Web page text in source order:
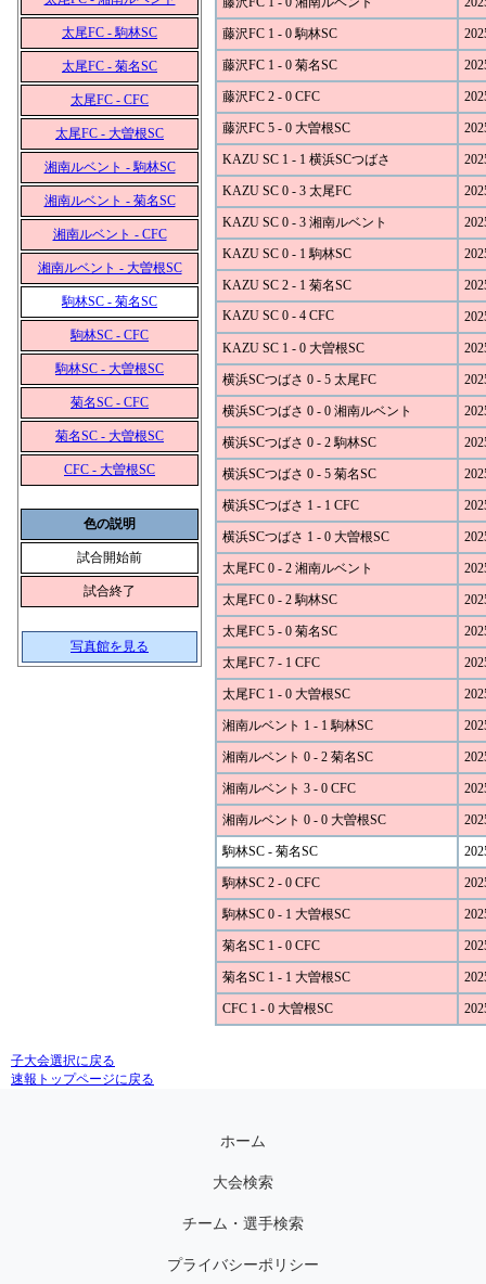
太尾FC - 駒林SC
太尾FC - 菊名SC
太尾FC - CFC
太尾FC - 大曽根SC
湘南ルベント - 駒林SC
湘南ルベント - 菊名SC
湘南ルベント - CFC
湘南ルベント - 大曽根SC
駒林SC - 菊名SC
駒林SC - CFC
駒林SC - 大曽根SC
菊名SC - CFC
菊名SC - 大曽根SC
CFC - 大曽根SC
色の説明
試合開始前
試合終了
写真館を見る
藤沢FC 1 - 0 駒林SC
藤沢FC 1 - 0 菊名SC
藤沢FC 2 - 0 CFC
藤沢FC 5 - 0 大曽根SC
KAZU SC 1 - 1 横浜SCつばさ
KAZU SC 0 - 3 太尾FC
KAZU SC 0 - 3 湘南ルベント
KAZU SC 0 - 1 駒林SC
KAZU SC 2 - 1 菊名SC
KAZU SC 0 - 4 CFC
KAZU SC 1 - 0 大曽根SC
横浜SCつばさ 0 - 5 太尾FC
横浜SCつばさ 0 - 0 湘南ルベント
横浜SCつばさ 0 - 2 駒林SC
横浜SCつばさ 0 - 5 菊名SC
横浜SCつばさ 1 - 1 CFC
横浜SCつばさ 1 - 0 大曽根SC
太尾FC 0 - 2 湘南ルベント
太尾FC 0 - 2 駒林SC
太尾FC 5 - 0 菊名SC
太尾FC 7 - 1 CFC
太尾FC 1 - 0 大曽根SC
湘南ルベント 1 - 1 駒林SC
湘南ルベント 0 - 2 菊名SC
湘南ルベント 3 - 0 CFC
湘南ルベント 0 - 0 大曽根SC
駒林SC - 菊名SC
駒林SC 2 - 0 CFC
駒林SC 0 - 1 大曽根SC
菊名SC 1 - 0 CFC
菊名SC 1 - 1 大曽根SC
CFC 1 - 0 大曽根SC
子大会選択に戻る
速報トップページに戻る
ホーム
大会検索
チーム・選手検索
プライバシーポリシー